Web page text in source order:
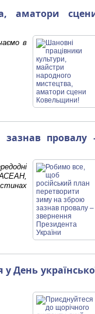
аматори
в
провалу
День